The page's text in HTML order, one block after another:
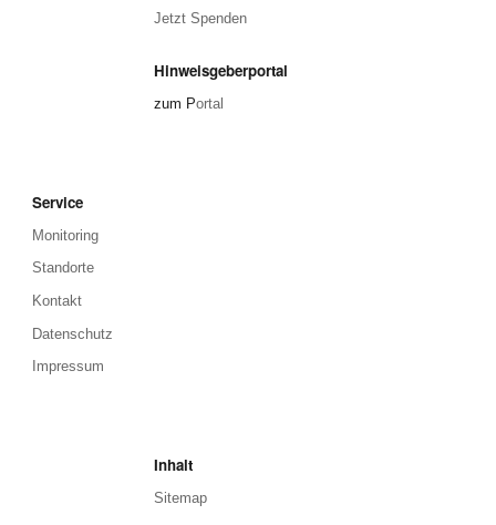
Jetzt Spenden
Hinweisgeberportal
zum Portal
Service
Monitoring
Standorte
Kontakt
Datenschutz
Impressum
Inhalt
Sitemap